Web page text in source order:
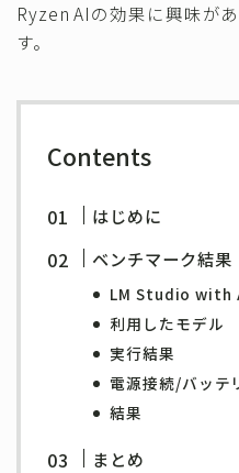
Ryzen AIの効果に興味が
す。
Contents
はじめに
ベンチマーク結果
LM Studio with
利用したモデル
実行結果
電源接続/バッテ
結果
まとめ